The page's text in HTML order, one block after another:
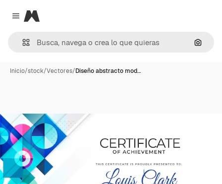
Close menu
Magnific
Inicio/stock/Vectores/Diseño abstracto mod…